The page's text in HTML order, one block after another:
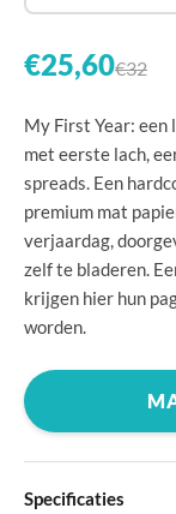
€25,60€32
My First Year: een
met eerste lach,
spreads. Een
premium mat
verjaardag,
zelf te bladeren.
krijgen hier hun
worden.
Specificaties